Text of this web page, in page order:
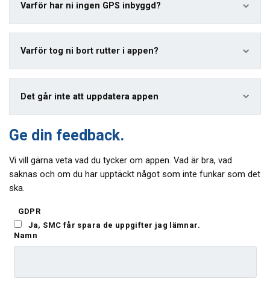
Varför har ni ingen GPS inbyggd?
Varför tog ni bort rutter i appen?
Det går inte att uppdatera appen
Ge din feedback.
Vi vill gärna veta vad du tycker om appen. Vad är bra, vad
saknas och om du har upptäckt något som inte funkar som det
ska.
GDPR
Ja, SMC får spara de uppgifter jag lämnar.
Namn